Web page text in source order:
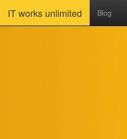
IT works unlimited Blog